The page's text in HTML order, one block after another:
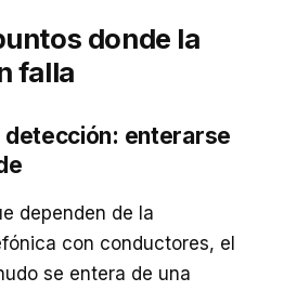
donde la
falla
detección: enterarse
dependen de la
con conductores, el
se entera de una